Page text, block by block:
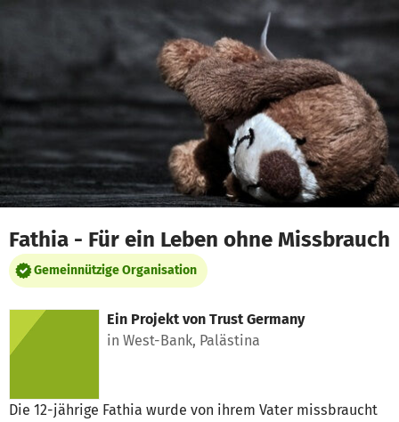
Zum Hauptinhalt springen
Erklärung zur Barrierefreiheit anzeigen
Fathia - Für ein Leben ohne Missbrauch
Gemeinnützige Organisation
Ein Projekt von Trust Germany
in West-Bank, Palästina
Die 12-jährige Fathia wurde von ihrem Vater missbraucht